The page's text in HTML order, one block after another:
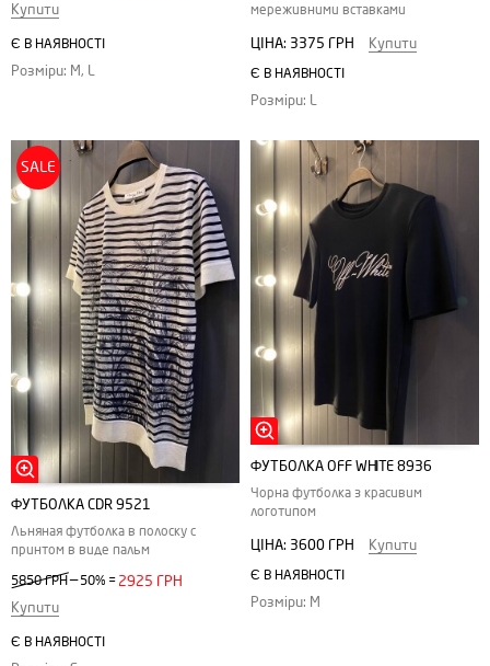
Купити
Є В НАЯВНОСТІ
Розміри: M, L
мереживними вставками
ЦІНА: 3375 ГРН Купити
Є В НАЯВНОСТІ
Розміри: L
SALE
ФУТБОЛКА CDR 9521
Льняная футболка в полоску с
принтом в виде пальм
5850 ГРН — 50% = 2925 ГРН
Купити
Є В НАЯВНОСТІ
ФУТБОЛКА ОFF WHITE 8936
Чорна футболка з красивим
логотипом
ЦІНА: 3600 ГРН Купити
Є В НАЯВНОСТІ
Розміри: M